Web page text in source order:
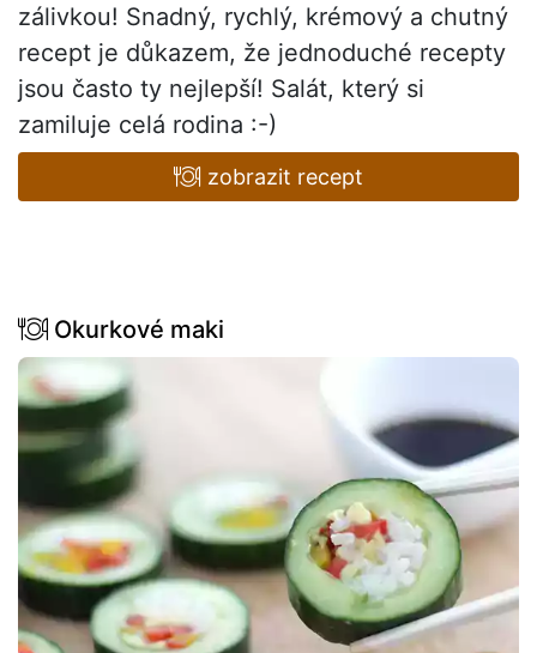
zálivkou! Snadný, rychlý, krémový a chutný
recept je důkazem, že jednoduché recepty
jsou často ty nejlepší! Salát, který si
zamiluje celá rodina :-)
zobrazit recept
Okurkové maki